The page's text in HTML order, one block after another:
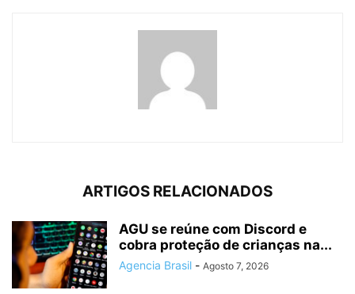
ARTIGOS RELACIONADOS
AGU se reúne com Discord e
cobra proteção de crianças na...
Agencia Brasil - Agosto 7, 2026